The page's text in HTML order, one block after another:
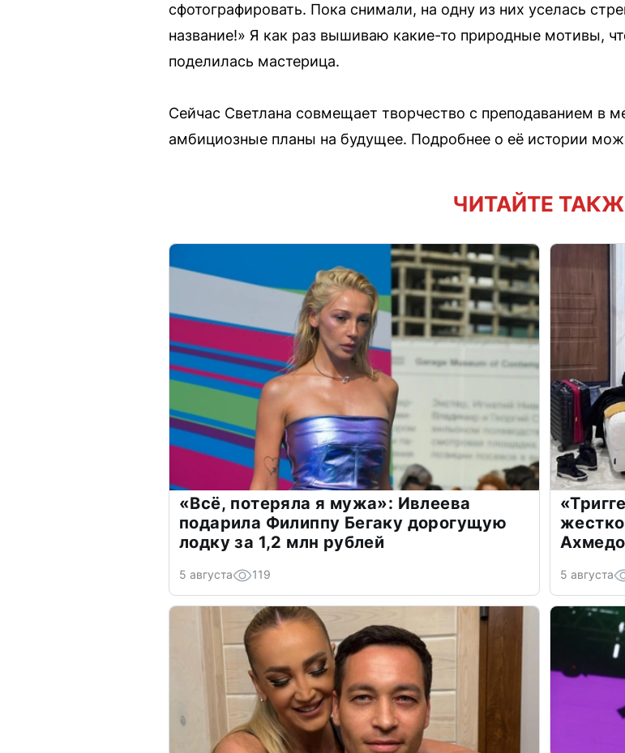
сфотографировать. Пока снимали, на одну из них уселась
название!» Я как раз вышиваю какие-то природные мотивы,
поделилась мастерица.
Сейчас Светлана совмещает творчество с преподаванием в
амбициозные планы на будущее. Подробнее о её истории
ЧИТАЙТЕ
«Всё, потеряла я мужа»: Ивлеева
подарила Филиппу Бегаку дорогущую
лодку за 1,2 млн рублей
5 августа 119 5 августа